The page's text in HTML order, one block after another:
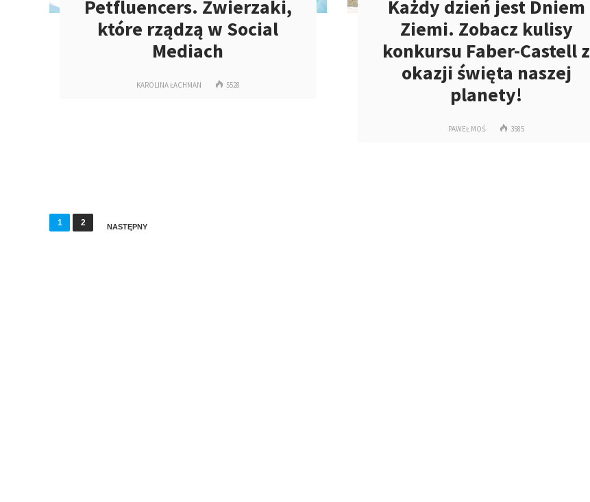
Petfluencers. Zwierzaki,
które rządzą w Social
Mediach
KAROLINA ŁACHMAN 5528
Każdy dzień jest Dniem
Ziemi. Zobacz kulisy
konkursu Faber-Castell z
okazji święta naszej
planety!
PAWEŁ MOŚ 3585
S1 2 NASTĘPNY